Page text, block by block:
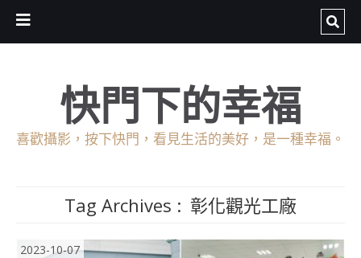
快門下的幸福
喜歡攝影，按下快門，看見生活的美好，是一種幸福。
Tag Archives : 彰化觀光工廠
2023-10-07